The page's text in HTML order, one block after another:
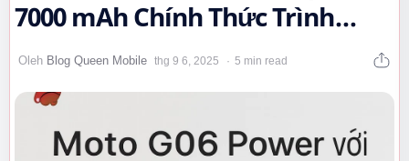
7000 mAh Chính Thức Trình
Làng!…
5 min read